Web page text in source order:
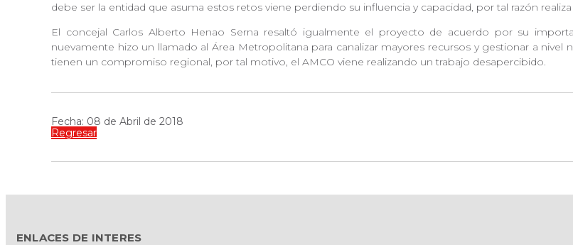
debe ser la entidad que asuma estos retos viene perdiendo su influencia y capacidad, por tal razón
El concejal Carlos Alberto Henao Serna resaltó igualmente el proyecto de acuerdo por su
nuevamente hizo un llamado al Área Metropolitana para canalizar mayores recursos y gestionar a nivel
tienen un compromiso regional, por tal motivo, el AMCO viene realizando un trabajo desapercibido.
Fecha: 08 de Abril de 2018
Regresar
ENLACES DE INTERES